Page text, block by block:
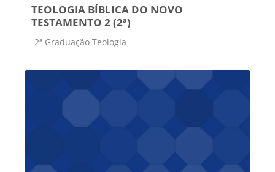
TEOLOGIA BÍBLICA DO NOVO
TESTAMENTO 2 (2ª)
Categoria do curso
2ª Graduação Teologia